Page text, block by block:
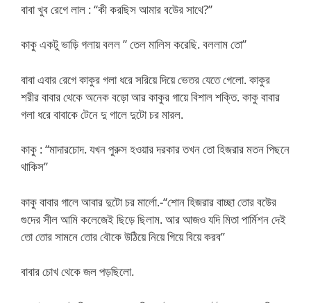
বাবা খুব রেগে লাল : “কী করছিস আমার বউের সাথে?”
কাকু একটু ভাড়ি গলায় বলল ” তেল মালিস করেছি. বললাম তো”
বাবা এবার রেগে কাকুর গলা ধরে সরিয়ে দিয়ে ভেতর যেতে গেলো. কাকুর
শরীর বাবার থেকে অনেক বড়ো আর কাকুর গায়ে বিশাল শক্তি. কাকু বাবার
গলা ধরে বাবাকে টেনে দু গালে দুটো চর মারল.
কাকু : “মাদারচোদ. যখন পুরুস হওয়ার দরকার তখন তো হিজরার মতন পিছনে
থাকিস”
কাকু বাবার গালে আবার দুটো চর মার্লো.-“শোন হিজরার বাচ্ছা তোর বউের
গুদের সীল আমি কলেজেই ছিড়ে ছিলাম. আর আজও যদি মিতা পার্মিশন দেই
তো তোর সামনে তোর বৌকে উঠিয়ে নিয়ে গিয়ে বিয়ে করব”
বাবার চোখ থেকে জল পড়ছিলো.